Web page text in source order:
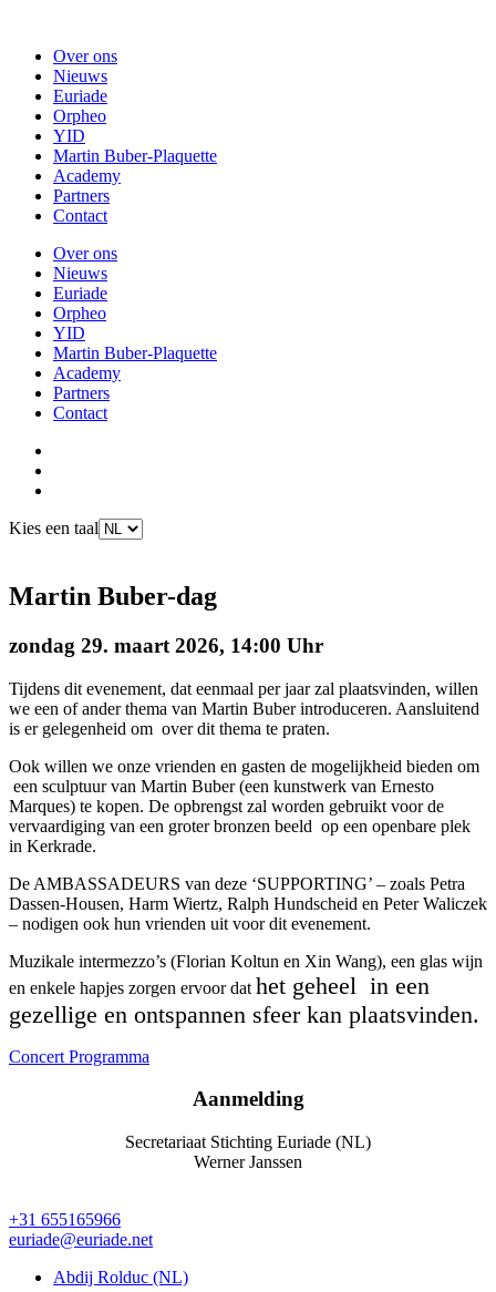
Over ons
Nieuws
Euriade
Orpheo
YID
Martin Buber-Plaquette
Academy
Partners
Contact
Over ons
Nieuws
Euriade
Orpheo
YID
Martin Buber-Plaquette
Academy
Partners
Contact
Kies een taal
Martin Buber-dag
zondag 29. maart 2026, 14:00 Uhr
Tijdens dit evenement, dat eenmaal per jaar zal plaatsvinden, willen
we een of ander thema van Martin Buber introduceren. Aansluitend
is er gelegenheid om over dit thema te praten.
Ook willen we onze vrienden en gasten de mogelijkheid bieden om
een sculptuur van Martin Buber (een kunstwerk van Ernesto
Marques) te kopen. De opbrengst zal worden gebruikt voor de
vervaardiging van een groter bronzen beeld op een openbare plek
in Kerkrade.
De AMBASSADEURS van deze ‘SUPPORTING’ – zoals Petra
Dassen-Housen, Harm Wiertz, Ralph Hundscheid en Peter Waliczek
– nodigen ook hun vrienden uit voor dit evenement.
Muzikale intermezzo’s (Florian Koltun en Xin Wang), een glas wijn
en enkele hapjes zorgen ervoor dat het geheel in een
gezellige en ontspannen sfeer kan plaatsvinden.
Concert Programma
Aanmelding
Secretariaat Stichting Euriade (NL)
Werner Janssen
+31 655165966
euriade@euriade.net
Abdij Rolduc (NL)